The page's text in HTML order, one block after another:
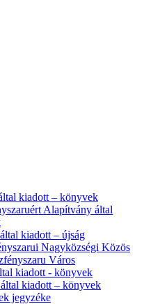
kiadott – könyvek
Alapítvány által
kiadott – újság
Nagyközségi Közös
Város
kiadott - könyvek
kiadott – könyvek
jegyzéke